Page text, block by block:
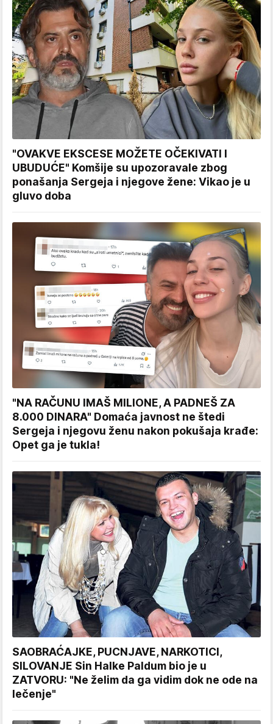
"OVAKVE EKSCESE MOŽETE OČEKIVATI I
UBUDUĆE" Komšije su upozoravale zbog
ponašanja Sergeja i njegove žene: Vikao je u
gluvo doba
"NA RAČUNU IMAŠ MILIONE, A PADNEŠ ZA
8.000 DINARA" Domaća javnost ne štedi
Sergeja i njegovu ženu nakon pokušaja krađe:
Opet ga je tukla!
SAOBRAĆAJKE, PUCNJAVE, NARKOTICI,
SILOVANJE Sin Halke Paldum bio je u
ZATVORU: "Ne želim da ga vidim dok ne ode na
lečenje"